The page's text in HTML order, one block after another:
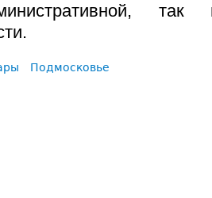
Подмосковье